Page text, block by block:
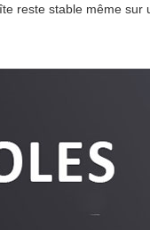
reste stable même sur